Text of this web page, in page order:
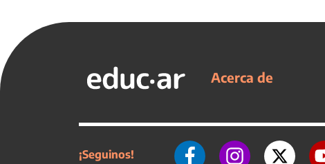
Acerca de
¡Seguinos!